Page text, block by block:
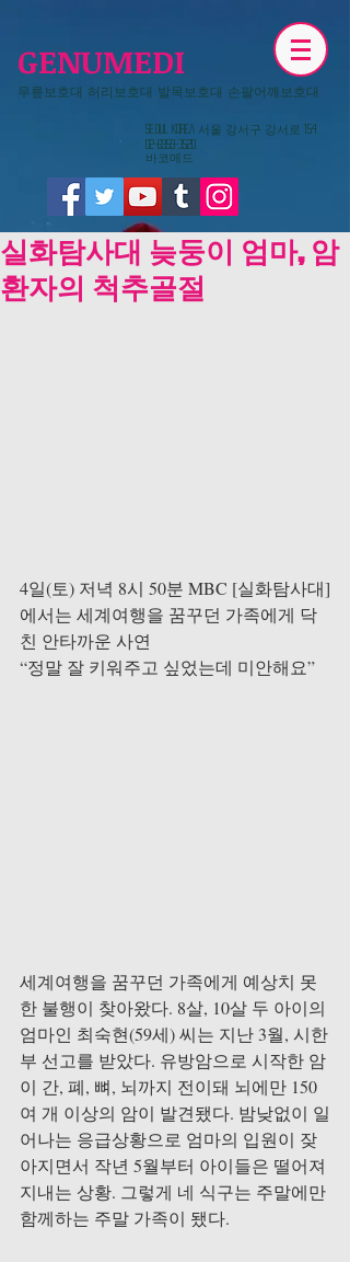
GENUMEDI
무릎보호대 허리보호대 발목보호대 손팔어깨보호대
​Seoul KOREA 서울 강서구 강서로 154
02-6959-3520
​바코메드
실화탐사대 늦둥이 엄마, 암
환자의 척추골절
4일(토) 저녁 8시 50분 MBC [실화탐사대]
에서는 세계여행을 꿈꾸던 가족에게 닥
친 안타까운 사연
“정말 잘 키워주고 싶었는데 미안해요”
세계여행을 꿈꾸던 가족에게 예상치 못
한 불행이 찾아왔다. 8살, 10살 두 아이의
엄마인 최숙현(59세) 씨는 지난 3월, 시한
부 선고를 받았다. 유방암으로 시작한 암
이 간, 폐, 뼈, 뇌까지 전이돼 뇌에만 150
여 개 이상의 암이 발견됐다. 밤낮없이 일
어나는 응급상황으로 엄마의 입원이 잦
아지면서 작년 5월부터 아이들은 떨어져
지내는 상황. 그렇게 네 식구는 주말에만
함께하는 주말 가족이 됐다.